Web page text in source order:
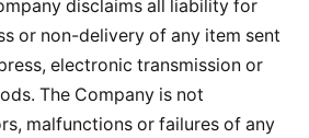
disclaims all liability for
or non-delivery of any item sent
electronic transmission or
The Company is not
malfunctions or failures of any